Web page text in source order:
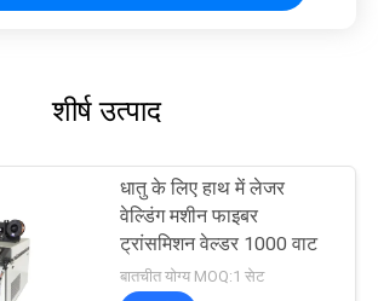
शीर्ष उत्पाद
धातु के लिए हाथ में लेजर
वेल्डिंग मशीन फाइबर
ट्रांसमिशन वेल्डर 1000 वाट
बातचीत योग्य MOQ:1 सेट